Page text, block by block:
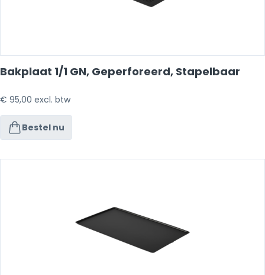
Bakplaat 1/1 GN, Geperforeerd, Stapelbaar
€ 95,00 excl. btw
Bestel nu